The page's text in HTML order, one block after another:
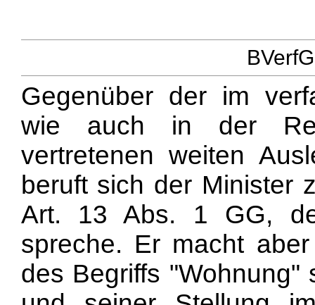
Gegenüber der im
wie auch in der
vertretenen weiten
beruft sich der Minister
Art. 13 Abs. 1 GG,
spreche. Er macht
des Begriffs